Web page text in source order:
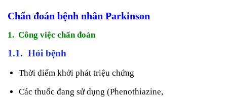
Chẩn đoán bệnh nhân Parkinson
1. Công việc chẩn đoán
1.1. Hỏi bệnh
Thời điểm khởi phát triệu chứng
Các thuốc đang sử dụng (Phenothiazine,